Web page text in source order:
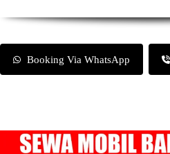
Booking Via WhatsApp